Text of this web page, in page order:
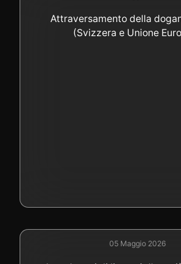
Attraversamento della
(Svizzera e Unione
05 Maggio 2026